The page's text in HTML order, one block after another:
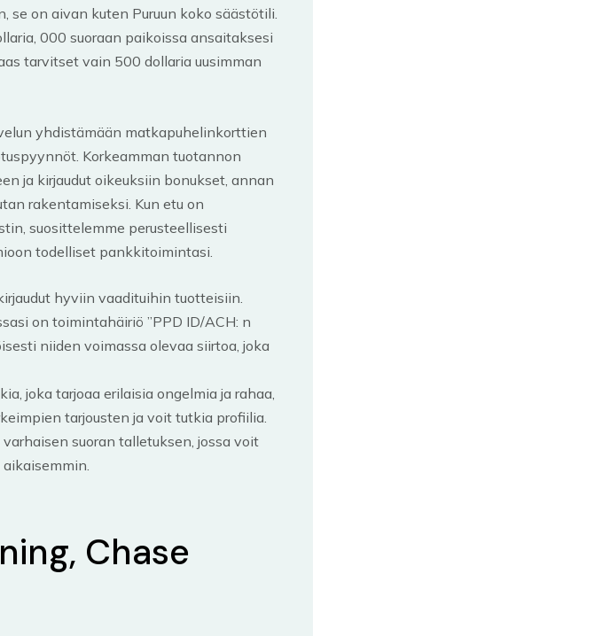
se on aivan kuten Puruun koko säästötili.
000 suoraan paikoissa ansaitaksesi
tarvitset vain 500 dollaria uusimman
yhdistämään matkapuhelinkorttien
Korkeamman tuotannon
ja kirjaudut oikeuksiin bonukset, annan
rakentamiseksi. Kun etu on
suosittelemme perusteellisesti
todelliset pankkitoimintasi.
hyviin vaadituihin tuotteisiin.
on toimintahäiriö ”PPD ID/ACH: n
niiden voimassa olevaa siirtoa, joka
joka tarjoaa erilaisia ​​ongelmia ja rahaa,
tarjousten ja voit tutkia profiilia.
suoran talletuksen, jossa voit
Chase